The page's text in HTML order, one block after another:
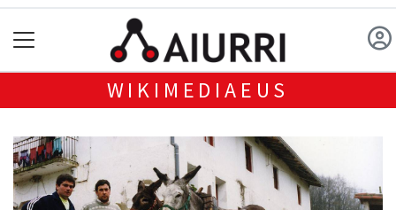
WIKIMEDIAEUS